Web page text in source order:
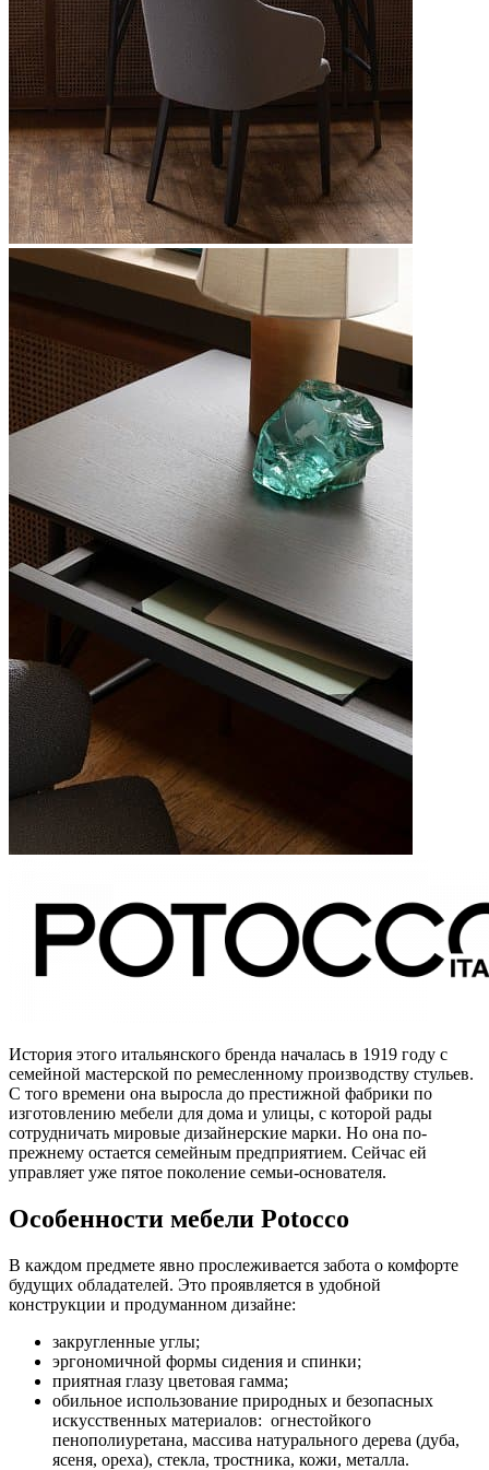
История этого итальянского бренда началась в 1919 году с
семейной мастерской по ремесленному производству стульев.
С того времени она выросла до престижной фабрики по
изготовлению мебели для дома и улицы, с которой рады
сотрудничать мировые дизайнерские марки. Но она по-
прежнему остается семейным предприятием. Сейчас ей
управляет уже пятое поколение семьи-основателя.
Особенности мебели Potocco
В каждом предмете явно прослеживается забота о комфорте
будущих обладателей. Это проявляется в удобной
конструкции и продуманном дизайне:
закругленные углы;
эргономичной формы сидения и спинки;
приятная глазу цветовая гамма;
обильное использование природных и безопасных
искусственных материалов: огнестойкого
пенополиуретана, массива натурального дерева (дуба,
ясеня, ореха), стекла, тростника, кожи, металла.